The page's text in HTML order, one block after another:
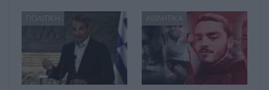
ΠΟΛΙΤΙΚΉ ΑΘΛΗΤΙΚΆ